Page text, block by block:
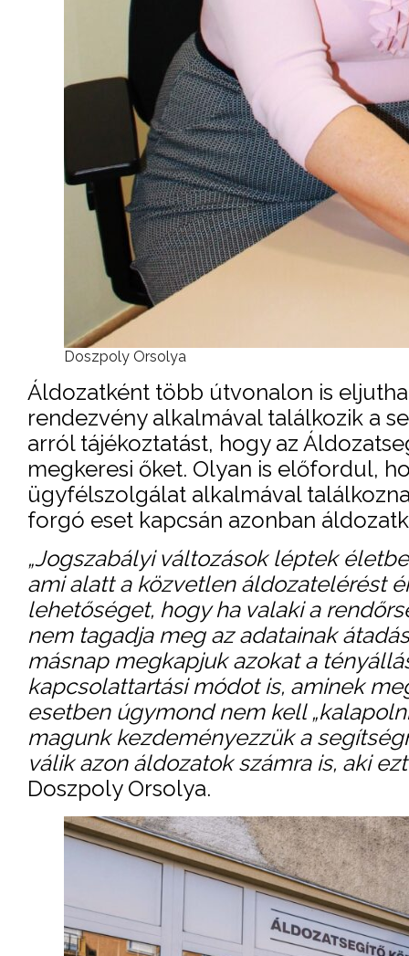
Doszpoly Orsolya
Áldozatként több útvonalon is
rendezvény alkalmával találkozik a
arról tájékoztatást, hogy az
megkeresi őket. Olyan is előfordul,
ügyfélszolgálat alkalmával
forgó eset kapcsán azonban
„Jogszabályi változások léptek
ami alatt a közvetlen áldozatelérést
lehetőséget, hogy ha valaki a
nem tagadja meg az adatainak
másnap megkapjuk azokat a
kapcsolattartási módot is, aminek
esetben úgymond nem kell
magunk kezdeményezzük a
válik azon áldozatok számra is, aki
Doszpoly Orsolya.